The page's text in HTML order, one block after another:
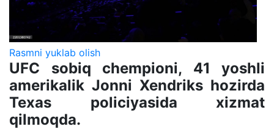
Rasmni yuklab olish
UFC sobiq chempioni, 41 yoshli
amerikalik Jonni Xendriks hozirda
Texas policiyasida xizmat
qilmoqda.